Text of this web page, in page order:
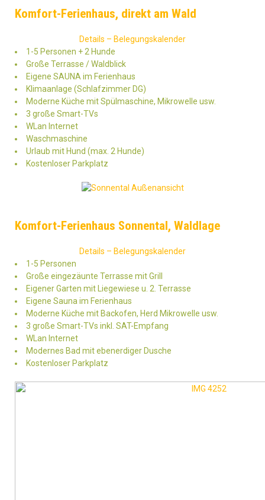
Komfort-Ferienhaus, direkt am Wald
Details – Belegungskalender
1-5 Personen + 2 Hunde
Große Terrasse / Waldblick
Eigene SAUNA im Ferienhaus
Klimaanlage (Schlafzimmer DG)
Moderne Küche mit Spülmaschine, Mikrowelle usw.
3 große Smart-TVs
WLan Internet
Waschmaschine
Urlaub mit Hund (max. 2 Hunde)
Kostenloser Parkplatz
Komfort-Ferienhaus Sonnental, Waldlage
Details – Belegungskalender
1-5 Personen
Große eingezäunte Terrasse mit Grill
Eigener Garten mit Liegewiese u. 2. Terrasse
Eigene Sauna im Ferienhaus
Moderne Küche mit Backofen, Herd Mikrowelle usw.
3 große Smart-TVs inkl. SAT-Empfang
WLan Internet
Modernes Bad mit ebenerdiger Dusche
Kostenloser Parkplatz